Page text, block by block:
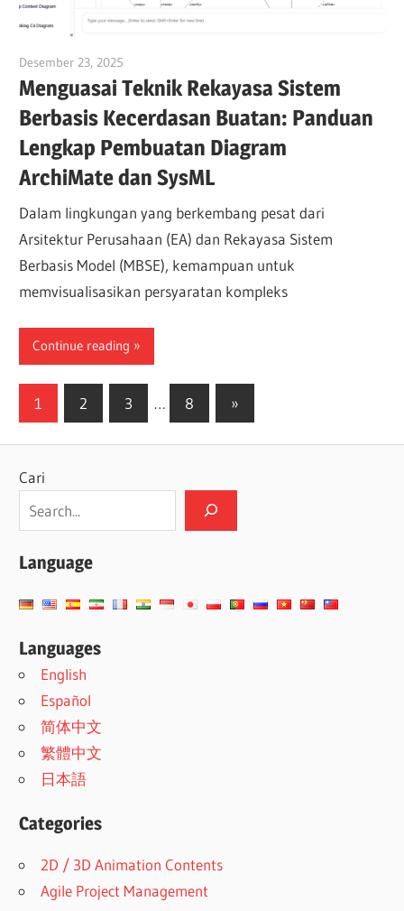
Desember 23, 2025
Menguasai Teknik Rekayasa Sistem
Berbasis Kecerdasan Buatan: Panduan
Lengkap Pembuatan Diagram
ArchiMate dan SysML
Dalam lingkungan yang berkembang pesat dari
Arsitektur Perusahaan (EA) dan Rekayasa Sistem
Berbasis Model (MBSE), kemampuan untuk
memvisualisasikan persyaratan kompleks
Continue reading
Paginasi
1 2 3 … 8
Next
Posts
»
Cari
Language
Languages
English
Español
简体中文
繁體中文
日本語
Categories
2D / 3D Animation Contents
Agile Project Management